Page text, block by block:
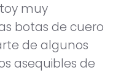
muy
botas de cuero
de algunos
asequibles de